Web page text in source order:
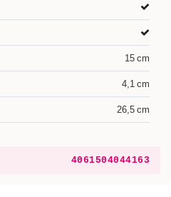
15 cm
4,1 cm
26,5 cm
4061504044163